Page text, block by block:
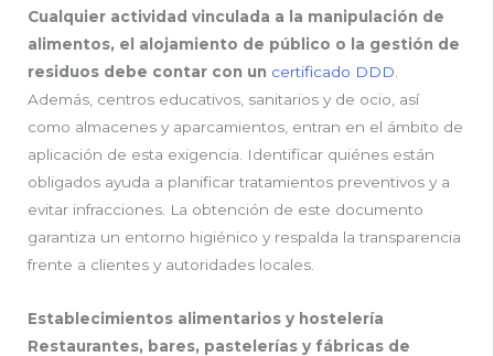
Cualquier actividad vinculada a la manipulación de
alimentos, el alojamiento de público o la gestión de
residuos debe contar con un certificado DDD
Además, centros educativos, sanitarios y de ocio, así
como almacenes y aparcamientos, entran en el ámbito de
aplicación de esta exigencia. Identificar quiénes están
obligados ayuda a planificar tratamientos preventivos y a
evitar infracciones. La obtención de este documento
garantiza un entorno higiénico y respalda la transparencia
frente a clientes y autoridades locales.
Establecimientos alimentarios y hostelería
Restaurantes, bares, pastelerías y fábricas de